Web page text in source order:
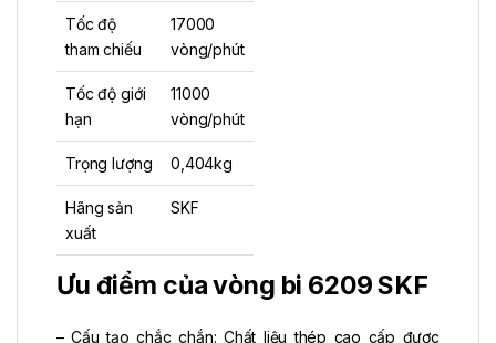
Tốc độ
tham chiếu
17000
vòng/phút
Tốc độ giới
hạn
11000
vòng/phút
Trọng lượng 0,404kg
Hãng sản
xuất
SKF
Ưu điểm của vòng bi 6209 SKF
– Cấu tạo chắc chắn: Chất liệu thép cao cấp được